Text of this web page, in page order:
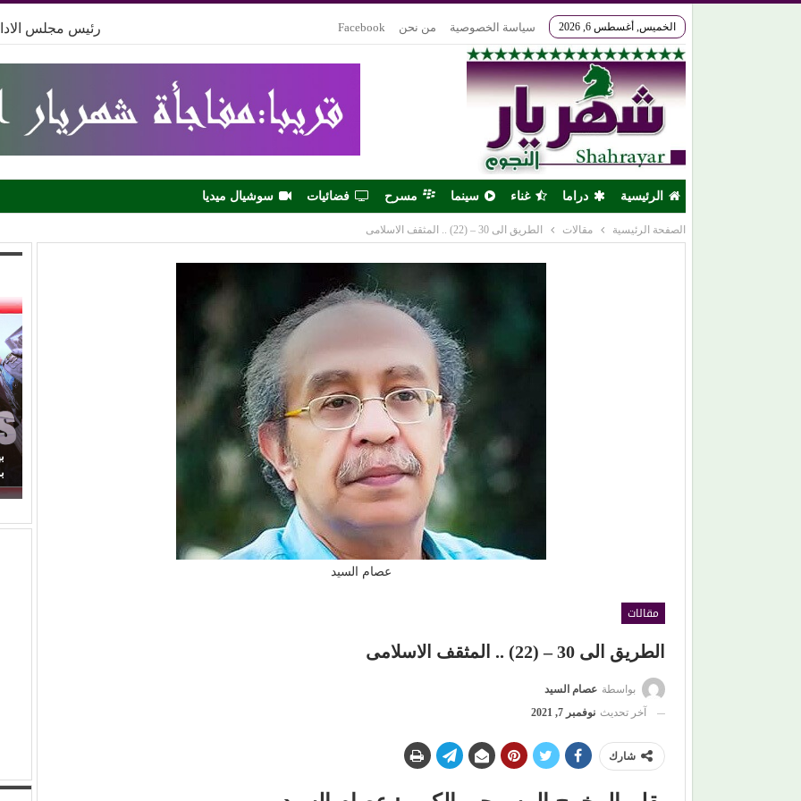
الخميس, أغسطس 6, 2026 سياسة الخصوصية من نحن Facebook رئيس مجلس
الرئيسية دراما غناء سينما مسرح فضائيات سوشيال ميديا
الصفحة الرئيسية مقالات الطريق الى 30 – (22) .. المثقف الاسلامى
عصام السيد
مقالات
الطريق الى 30 – (22) .. المثقف الاسلامى
بواسطة عصام السيد
آخر تحديث نوفمبر 7, 2021
شارك
بعد أن أشعل مسارح 4 دول.. (أبو الليف) يعود إلى
القاهرة بأغانٍ جديدة وخطة مختلفة
(مصطفى النجار) يحرك المياه الراكدة.. لماذا اكتفينا
بمشاهدة السقوط البطيء!